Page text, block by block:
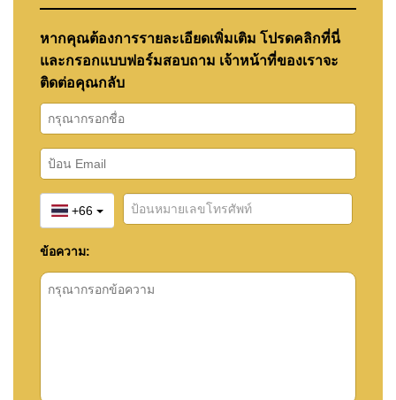
หากคุณต้องการรายละเอียดเพิ่มเติม โปรดคลิกที่นี่
และกรอกแบบฟอร์มสอบถาม เจ้าหน้าที่ของเราจะ
ติดต่อคุณกลับ
+66
ข้อความ: